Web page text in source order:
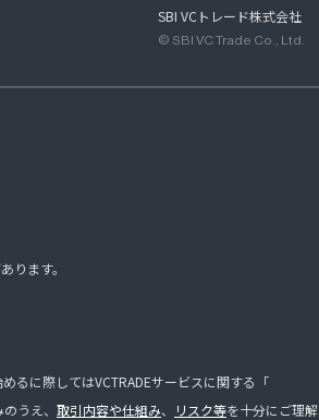
SBI VCトレード株式会社
© SBI VC Trade Co., Ltd.
ります。
るに際してはVCTRADEサービスに関する「
うえ、 取引内容や仕組み、 リスク等を十分にご理解